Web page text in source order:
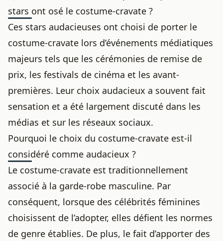
stars ont osé le costume-cravate ?
Ces stars audacieuses ont choisi de porter le
costume-cravate lors d’événements médiatiques
majeurs tels que les cérémonies de remise de
prix, les festivals de cinéma et les avant-
premières. Leur choix audacieux a souvent fait
sensation et a été largement discuté dans les
médias et sur les réseaux sociaux.
Pourquoi le choix du costume-cravate est-il
considéré comme audacieux ?
Le costume-cravate est traditionnellement
associé à la garde-robe masculine. Par
conséquent, lorsque des célébrités féminines
choisissent de l’adopter, elles défient les normes
de genre établies. De plus, le fait d’apporter des